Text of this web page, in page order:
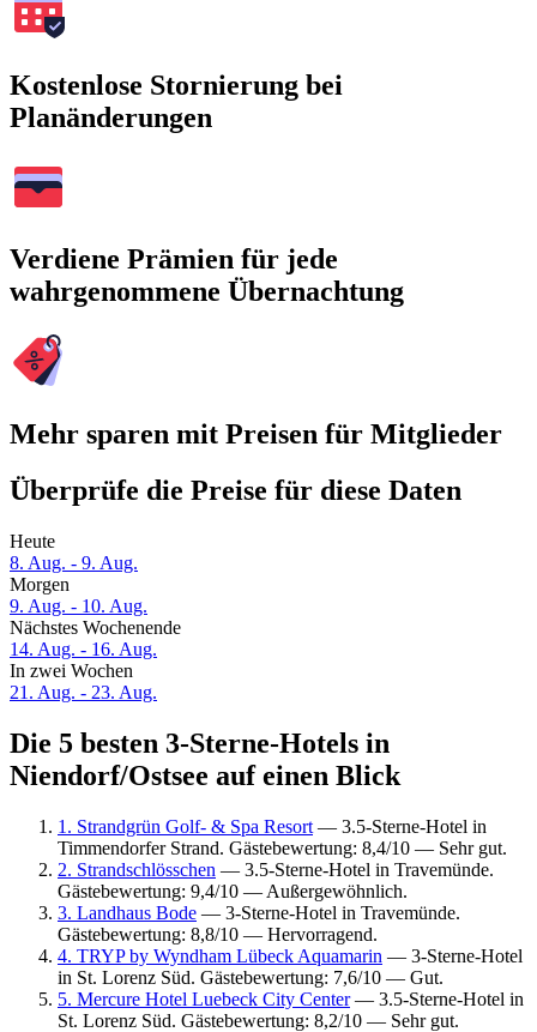
Kostenlose Stornierung bei
Planänderungen
Verdiene Prämien für jede
wahrgenommene Übernachtung
Mehr sparen mit Preisen für Mitglieder
Überprüfe die Preise für diese Daten
Heute
8. Aug. - 9. Aug.
Morgen
9. Aug. - 10. Aug.
Nächstes Wochenende
14. Aug. - 16. Aug.
In zwei Wochen
21. Aug. - 23. Aug.
Die 5 besten 3-Sterne-Hotels in
Niendorf/Ostsee auf einen Blick
1. Strandgrün Golf- & Spa Resort — 3.5-Sterne-Hotel in
Timmendorfer Strand. Gästebewertung: 8,4/10 — Sehr gut.
2. Strandschlösschen — 3.5-Sterne-Hotel in Travemünde.
Gästebewertung: 9,4/10 — Außergewöhnlich.
3. Landhaus Bode — 3-Sterne-Hotel in Travemünde.
Gästebewertung: 8,8/10 — Hervorragend.
4. TRYP by Wyndham Lübeck Aquamarin — 3-Sterne-Hotel
in St. Lorenz Süd. Gästebewertung: 7,6/10 — Gut.
5. Mercure Hotel Luebeck City Center— 3.5-Sterne-Hotel in
St. Lorenz Süd. Gästebewertung: 8,2/10 — Sehr gut.